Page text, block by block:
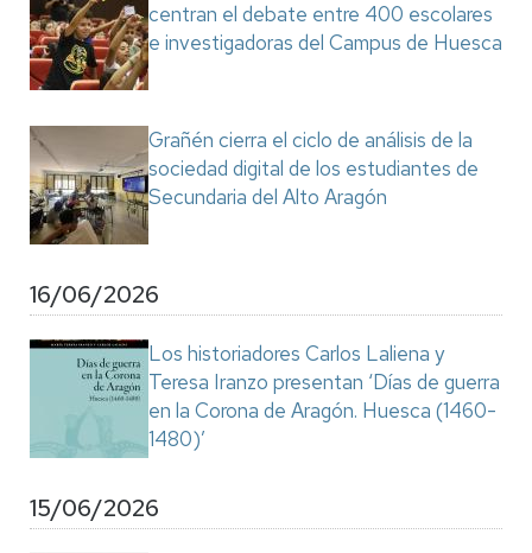
centran el debate entre 400 escolares
e investigadoras del Campus de Huesca
Grañén cierra el ciclo de análisis de la
sociedad digital de los estudiantes de
Secundaria del Alto Aragón
16/06/2026
Los historiadores Carlos Laliena y
Teresa Iranzo presentan ‘Días de guerra
en la Corona de Aragón. Huesca (1460-
1480)’
15/06/2026